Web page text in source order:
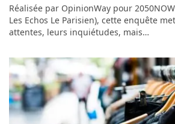
Réalisée par OpinionWay pour
Les Echos Le Parisien), cette enquête
attentes, leurs inquiétudes, mais…